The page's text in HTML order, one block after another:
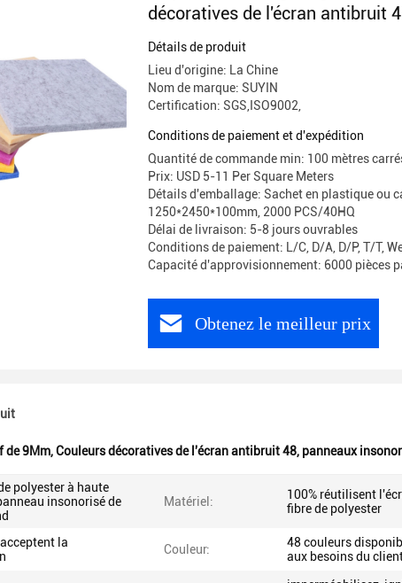
décoratives de l'écran antibruit
Détails de produit
Lieu d'origine: La Chine
Nom de marque: SUYIN
Certification: SGS,ISO9002,
Conditions de paiement et d'expédition
Quantité de commande min: 100 mètres
Prix: USD 5-11 Per Square Meters
Détails d'emballage: Sachet en plastique ou
1250*2450*100mm, 2000 PCS/40HQ
Délai de livraison: 5-8 jours ouvrables
Conditions de paiement: L/C, D/A, D/P, T/T,
Capacité d'approvisionnement: 6000 pièces
Obtenez le meilleur prix
de 9Mm,Couleurs décoratives de l'écran antibruit 48, panneaux
polyester à haute
insonorisé de
Matériel:
100% réutilisent
fibre de polyester
la
Couleur:
48 couleurs
aux besoins du